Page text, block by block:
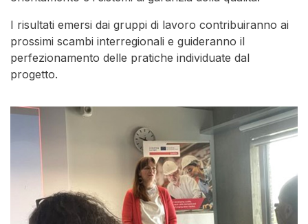
I risultati emersi dai gruppi di lavoro contribuiranno ai
prossimi scambi interregionali e guideranno il
perfezionamento delle pratiche individuate dal
progetto.